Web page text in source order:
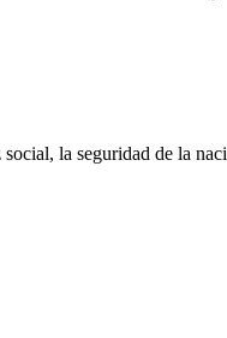
la seguridad de la